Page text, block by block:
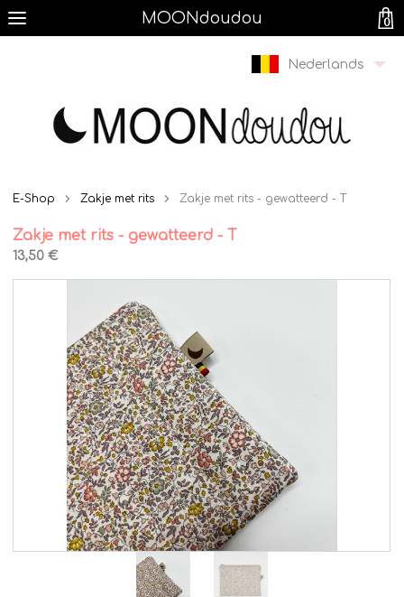
MOONdoudou
Nederlands
E-Shop Zakje met rits Zakje met rits - gewatteerd - T
Zakje met rits - gewatteerd - T
13,50 €
0